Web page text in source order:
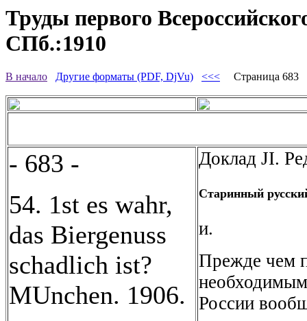
Труды первого
СПб.:1910
В начало Другие форматы (PDF, DjVu) <<< Страница 683
- 683 -
54. 1st es wahr,
das Biergenuss
schadlich ist?
MUnchen. 1906.
Доклад JI.
Старинный
и.
Прежде чем
необходимым
России